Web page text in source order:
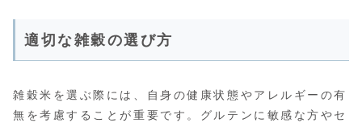
適切な雑穀の選び方
雑穀米を選ぶ際には、自身の健康状態やアレルギーの有
無を考慮することが重要です。グルテンに敏感な方やセ